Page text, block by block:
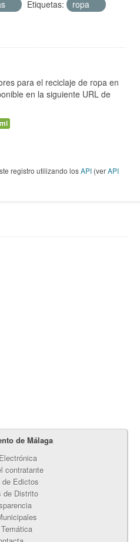
Etiquetas:
ropa
para el reciclaje de ropa en
en la siguiente URL de
registro utilizando losAPI (verAPI
de Málaga
contratante
de Edictos
de Distrito